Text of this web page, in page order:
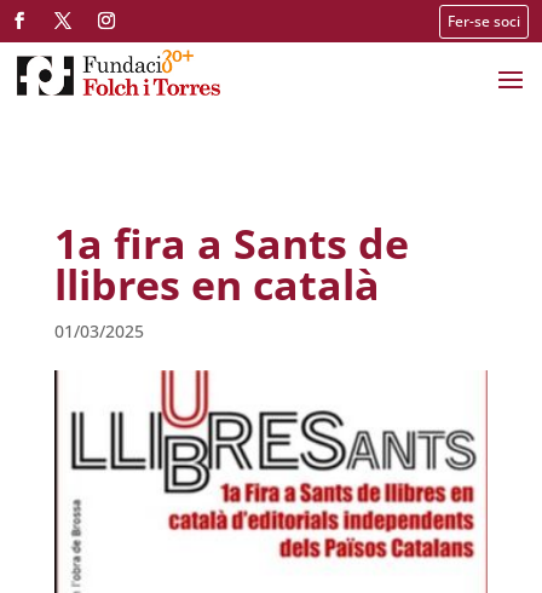
Fer-se soci
1a fira a Sants de
llibres en català
01/03/2025